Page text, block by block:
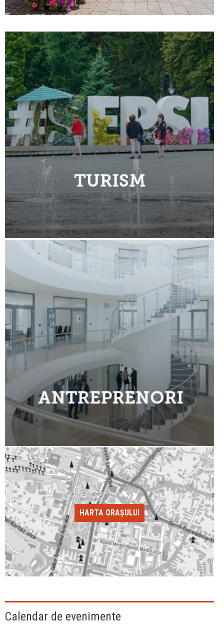
HARTA ORAȘULUI
Calendar de evenimente